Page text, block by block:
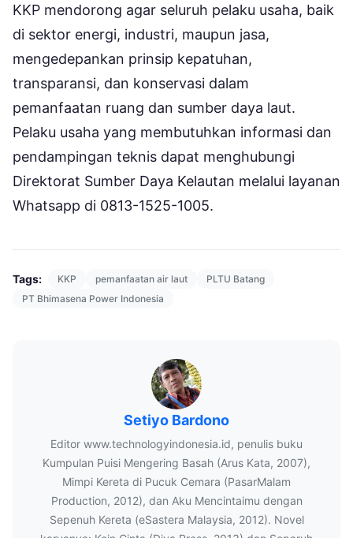
KKP mendorong agar seluruh pelaku usaha, baik
di sektor energi, industri, maupun jasa,
mengedepankan prinsip kepatuhan,
transparansi, dan konservasi dalam
pemanfaatan ruang dan sumber daya laut.
Pelaku usaha yang membutuhkan informasi dan
pendampingan teknis dapat menghubungi
Direktorat Sumber Daya Kelautan melalui layanan
Whatsapp di 0813-1525-1005.
Tags: KKP pemanfaatan air laut
PLTU Batang
PT Bhimasena Power Indonesia
Setiyo Bardono
Editor www.technologyindonesia.id, penulis buku
Kumpulan Puisi Mengering Basah (Arus Kata, 2007),
Mimpi Kereta di Pucuk Cemara (PasarMalam
Production, 2012), dan Aku Mencintaimu dengan
Sepenuh Kereta (eSastera Malaysia, 2012). Novel